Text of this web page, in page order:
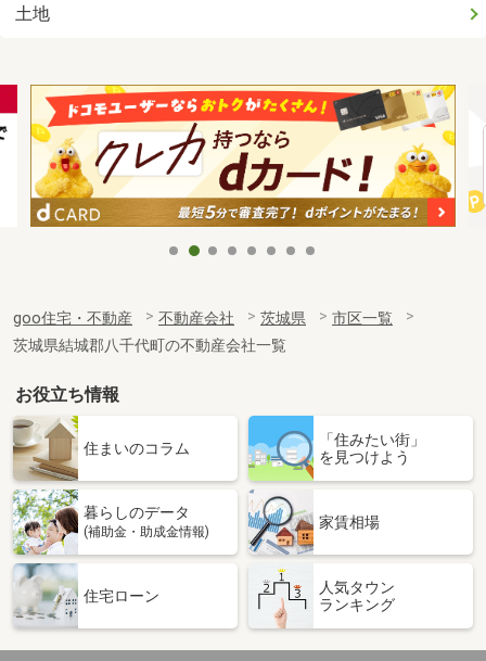
土地
goo住宅・不動産 不動産会社 茨城県
市区一覧
茨城県結城郡八千代町の不動産会社一覧
お役立ち情報
住まいのコラム
「住みたい街」
を見つけよう
暮らしのデータ
(補助金・助成金情報)
家賃相場
住宅ローン
人気タウン
ランキング